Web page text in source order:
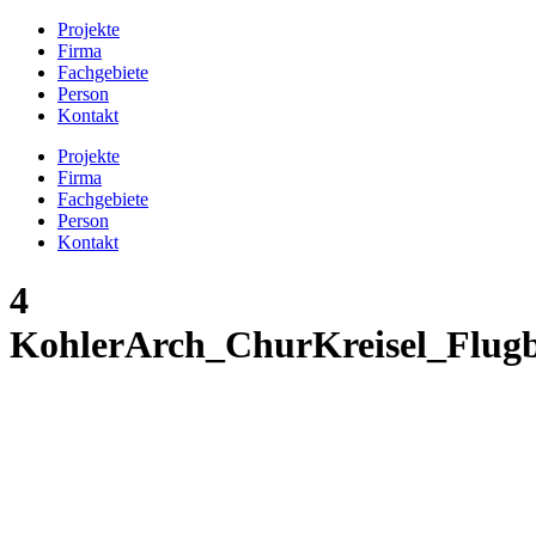
Projekte
Firma
Fachgebiete
Person
Kontakt
Projekte
Firma
Fachgebiete
Person
Kontakt
4